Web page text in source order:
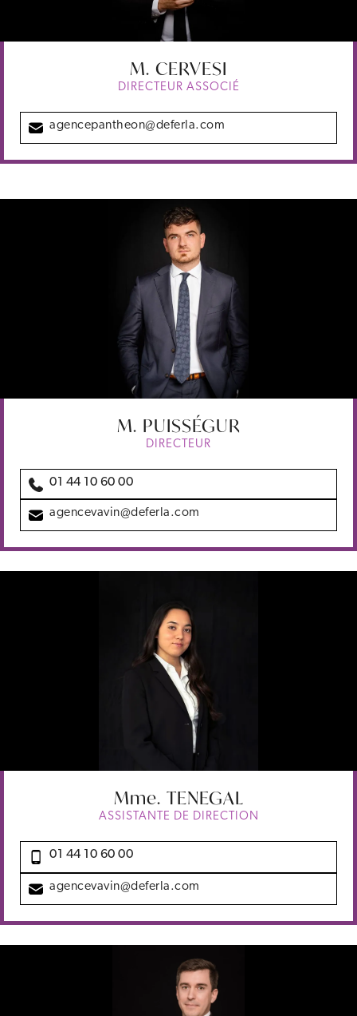
M. CERVESI
DIRECTEUR ASSOCIÉ
agencepantheon@deferla.com
M. PUISSÉGUR
DIRECTEUR
01 44 10 60 00
agencevavin@deferla.com
Mme. TENEGAL
ASSISTANTE DE DIRECTION
01 44 10 60 00
agencevavin@deferla.com